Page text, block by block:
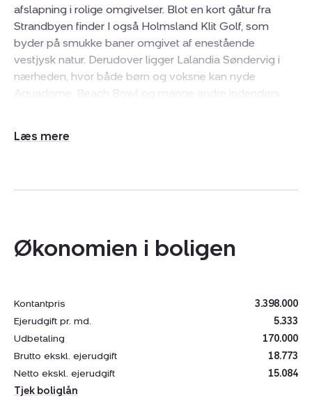
afslapning i rolige omgivelser. Blot en kort gåtur fra
Strandbyen finder I også Holmsland Klit Golf, som
byder på smukke baner omgivet af enestående
vestjysk natur. Derudover ligger Lalandia Søndervig i
nærheden, hvor både børn og voksne kan nyde
Aquadome, Beach Bowl og mange andre indendørs
Lejligheden ligger i Strandbyen og er en Beach 8-
lækkert og stilrent køkken fra TVIS, 2 flotte
lejligheden særligt velegnet til familier eller flere gæster
på ferie sammen.
beliggenhed I Søndervig
Udlejning
Lejligheden udlejes gennem Lalandia. Den estimerede
årlige lejeindtægt er ca. 200.000 kr. til ejer + forbrug.
Økonomien i boligen
Kontantpris
3.398.000
Ejerudgift pr. md.
5.333
Udbetaling
170.000
Brutto ekskl. ejerudgift
18.773
Netto ekskl. ejerudgift
15.084
Tjek boliglån